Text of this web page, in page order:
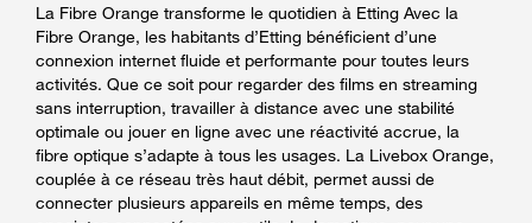
La Fibre Orange transforme le quotidien à Etting Avec la
Fibre Orange, les habitants d’Etting bénéficient d’une
connexion internet fluide et performante pour toutes leurs
activités. Que ce soit pour regarder des films en streaming
sans interruption, travailler à distance avec une stabilité
optimale ou jouer en ligne avec une réactivité accrue, la
fibre optique s’adapte à tous les usages. La Livebox Orange,
couplée à ce réseau très haut débit, permet aussi de
connecter plusieurs appareils en même temps, des